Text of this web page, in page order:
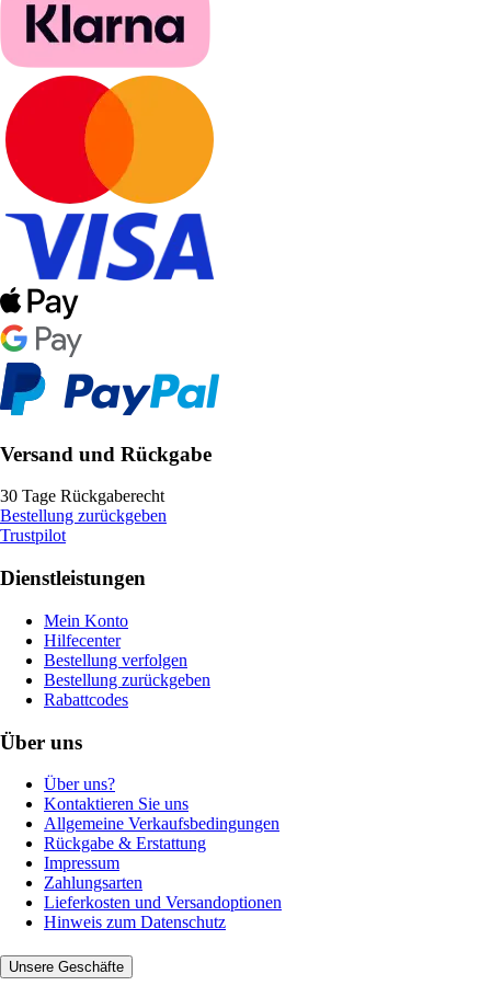
Versand und Rückgabe
30 Tage Rückgaberecht
Bestellung zurückgeben
Trustpilot
Dienstleistungen
Mein Konto
Hilfecenter
Bestellung verfolgen
Bestellung zurückgeben
Rabattcodes
Über uns
Über uns?
Kontaktieren Sie uns
Allgemeine Verkaufsbedingungen
Rückgabe & Erstattung
Impressum
Zahlungsarten
Lieferkosten und Versandoptionen
Hinweis zum Datenschutz
Unsere Geschäfte